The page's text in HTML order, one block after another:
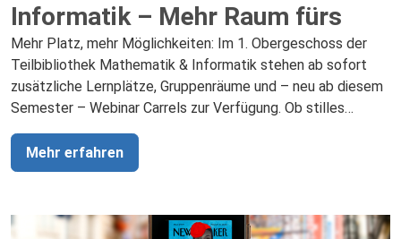
Informatik – Mehr Raum fürs
Lernen
Mehr Platz, mehr Möglichkeiten: Im 1. Obergeschoss der
Teilbibliothek Mathematik & Informatik stehen ab sofort
zusätzliche Lernplätze, Gruppenräume und – neu ab diesem
Semester – Webinar Carrels zur Verfügung. Ob stilles
Arbeiten, Teamwork oder Teilnahme an einem Webinar – hier
finden Sie den passenden Raum für jede Lernsituation.
Mehr erfahren